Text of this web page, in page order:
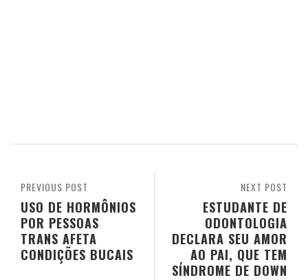
NEXT POST
ESTUDANTE DE
ODONTOLOGIA
DECLARA SEU AMOR
AO PAI, QUE TEM
SÍNDROME DE DOWN
PREVIOUS POST
USO DE HORMÔNIOS
POR PESSOAS
TRANS AFETA
CONDIÇÕES BUCAIS